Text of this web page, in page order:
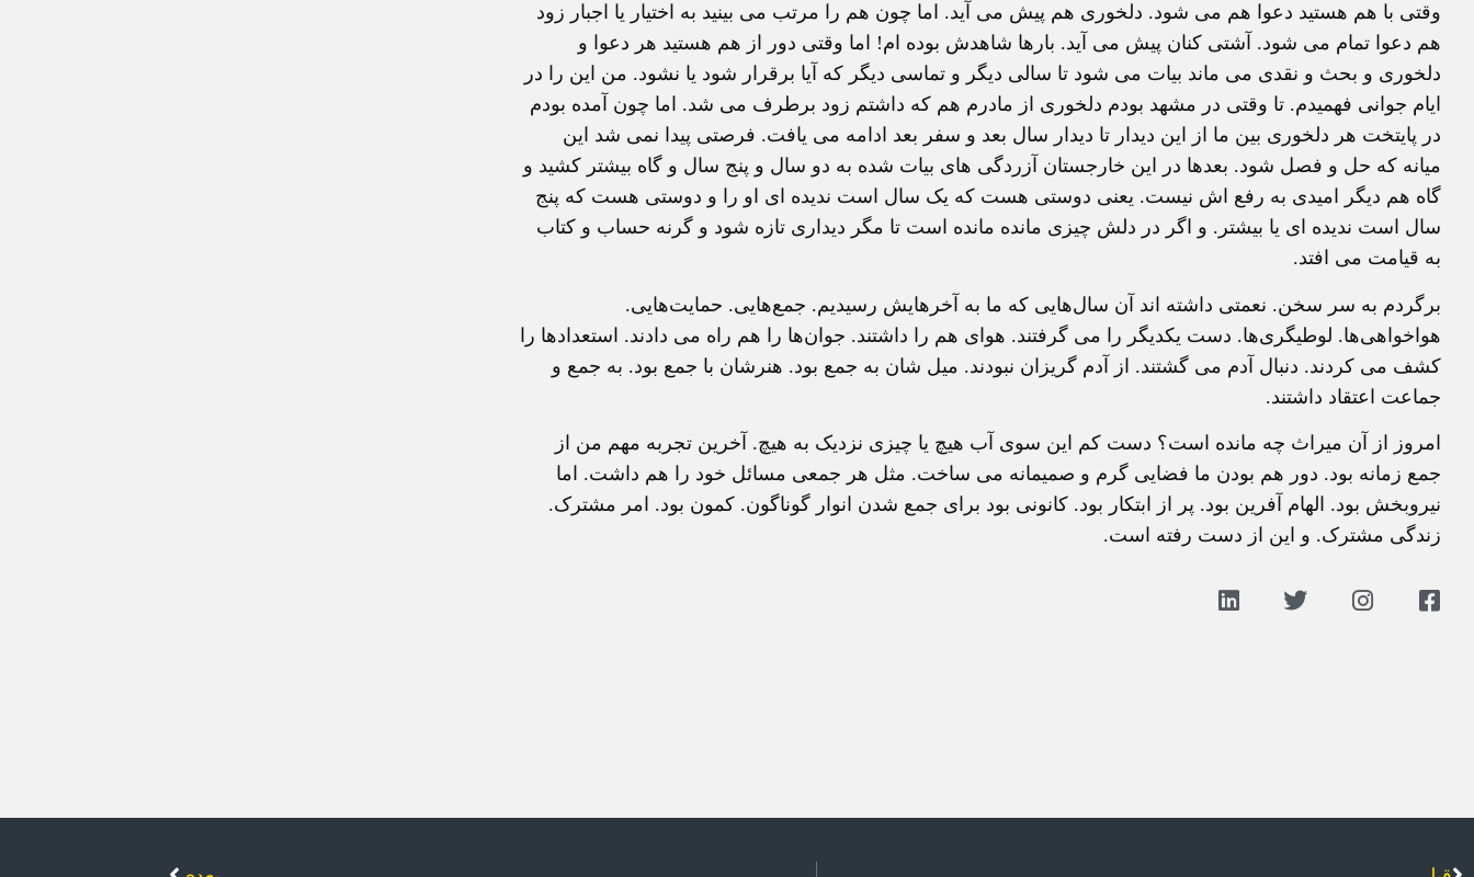
وقتی با هم هستید دعوا هم می شود. دلخوری هم پیش می آید. اما چون هم را مرتب می بینید به اختیار یا اجبار زود
هم دعوا تمام می شود. آشتی کنان پیش می آید. بارها شاهدش بوده ام! اما وقتی دور از هم هستید هر دعوا و
دلخوری و بحث و نقدی می ماند بیات می شود تا سالی دیگر و تماسی دیگر که آیا برقرار شود یا نشود. من این را در
ایام جوانی فهمیدم. تا وقتی در مشهد بودم دلخوری از مادرم هم که داشتم زود برطرف می شد. اما چون آمده بودم
در پایتخت هر دلخوری بین ما از این دیدار تا دیدار سال بعد و سفر بعد ادامه می یافت. فرصتی پیدا نمی شد این
میانه که حل و فصل شود. بعدها در این خارجستان آزردگی های بیات شده به دو سال و پنج سال و گاه بیشتر کشید و
گاه هم دیگر امیدی به رفع اش نیست. یعنی دوستی هست که یک سال است ندیده ای او را و دوستی هست که پنج
سال است ندیده ای یا بیشتر. و اگر در دلش چیزی مانده مانده است تا مگر دیداری تازه شود و گرنه حساب و کتاب
به قیامت می افتد.
برگردم به سر سخن. نعمتی داشته اند آن سال‌هایی که ما به آخرهایش رسیدیم. جمع‌هایی. حمایت‌هایی.
هواخواهی‌ها. لوطیگری‌ها. دست یکدیگر را می گرفتند. هوای هم را داشتند. جوان‌ها را هم راه می دادند. استعدادها را
کشف می کردند. دنبال آدم می گشتند. از آدم گریزان نبودند. میل شان به جمع بود. هنرشان با جمع بود. به جمع و
جماعت اعتقاد داشتند.
امروز از آن میراث چه مانده است؟ دست کم این سوی آب هیچ یا چیزی نزدیک به هیچ. آخرین تجربه مهم من از
جمع زمانه بود. دور هم بودن ما فضایی گرم و صمیمانه می ساخت. مثل هر جمعی مسائل خود را هم داشت. اما
نیروبخش بود. الهام آفرین بود. پر از ابتکار بود. کانونی بود برای جمع شدن انوار گوناگون. کمون بود. امر مشترک.
زندگی مشترک. و این از دست رفته است.